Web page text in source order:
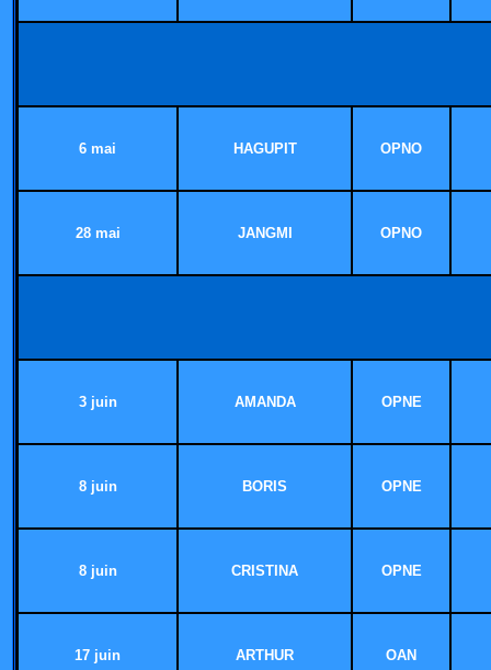
6 mai HAGUPIT OPNO
28 mai JANGMI OPNO
3 juin AMANDA OPNE
8 juin BORIS OPNE
8 juin CRISTINA OPNE
17 juin ARTHUR OAN